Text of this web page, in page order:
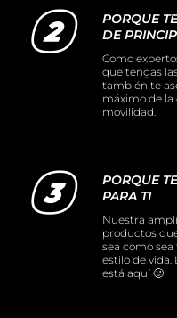
PORQUE
DE
Como
que tengas
también te
máximo de la
movilidad.
PORQUE
PARA TI
Nuestra
productos
sea como
estilo de vida.
está aquí 🙂